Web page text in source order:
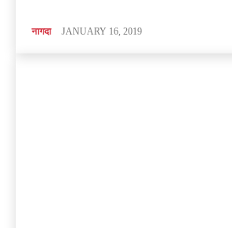
नागदा JANUARY 16, 2019